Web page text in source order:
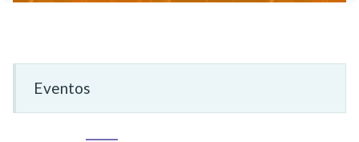
Eventos